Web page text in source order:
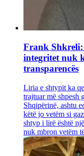
Frank Shkreli:
integritet nuk
transparencës
Liria e shtypit ka
trajtuar më shpesh
Shqipërinë, ashtu
këtë jo vetëm si
shtyp i lirë është
nuk mbron vetëm